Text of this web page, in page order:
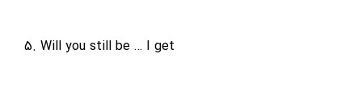
5. Will you still be … I get